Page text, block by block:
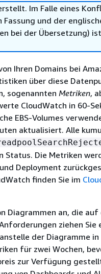
Im Falle eines
und der
bei der Übersetzung)
Ihren Domains bei
über diese
sogenannten Metriken,
CloudWatch in 60-
EBS-Volumes
aktualisiert. Alle
Status. Die Metriken
Deployment
finden Sie im
Diagrammen an, die auf
ziehen Sie
der Diagramme
für zwei Wochen,
zur Verfügung